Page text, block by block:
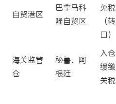
自贸港区
巴拿马科
隆自贸区
免税
（转
口）
海关监管
仓
秘鲁、阿
根廷
入仓
缓缴
关税